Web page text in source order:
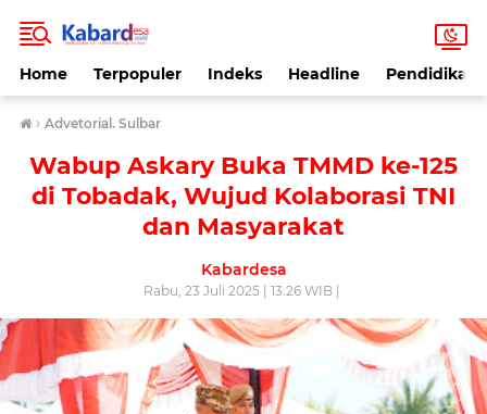
Home Terpopuler Indeks Headline Pendidikan
› Advetorial. Sulbar
Wabup Askary Buka TMMD ke-125
di Tobadak, Wujud Kolaborasi TNI
dan Masyarakat
Kabardesa
Rabu, 23 Juli 2025 | 13:26 WIB |